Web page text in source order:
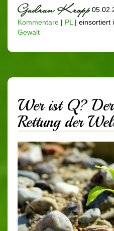
Kommentare | PL | einsortiert
Gewalt
Wer ist Q?
Rettung der